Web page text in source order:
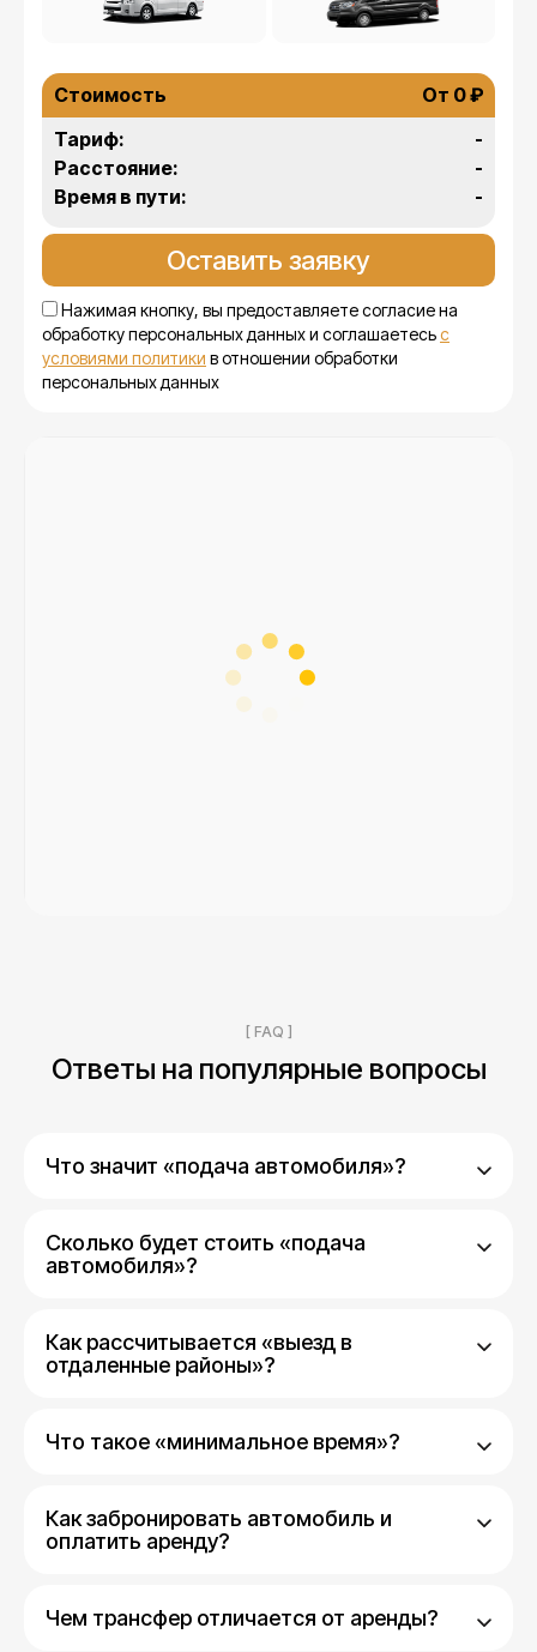
Стоимость
От 0 ₽
Тариф:
-
Расстояние:
-
Время в пути:
-
Нажимая кнопку, вы предоставляете согласие на
обработку персональных данных и соглашаетесьс
условиями политики в отношении обработки
персональных данных
[ FAQ ]
Ответы на популярные вопросы
Что значит «подача автомобиля»?
Сколько будет стоить «подача
автомобиля»?
Как рассчитывается «выезд в
отдаленные районы»?
Что такое «минимальное время»?
Как забронировать автомобиль и
оплатить аренду?
Чем трансфер отличается от аренды?